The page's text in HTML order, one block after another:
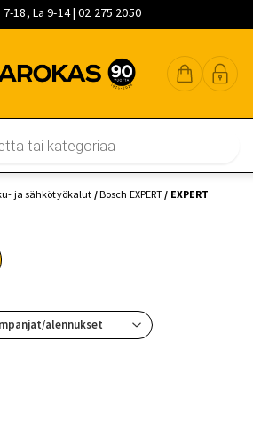
7-18, La 9-14 | 02 275 2050
ja sähkötyökalut /Bosch EXPERT / EXPERT